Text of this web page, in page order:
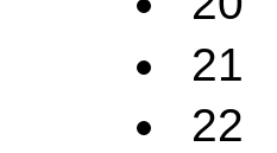
21
22